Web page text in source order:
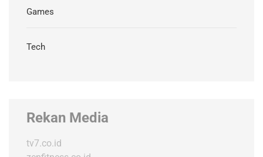
Games
Tech
Rekan Media
tv7.co.id